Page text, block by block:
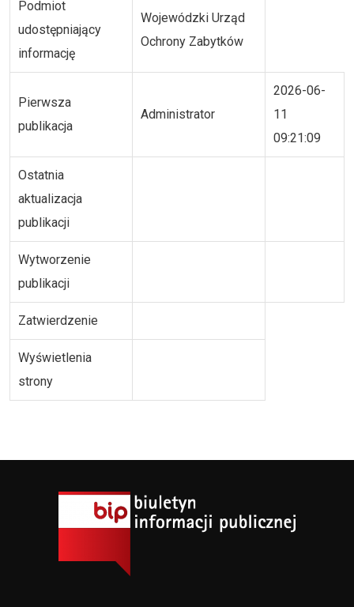
Podmiot
udostępniający
informację
Wojewódzki Urząd
Ochrony Zabytków
Pierwsza
publikacja
Administrator
2026-06-
11
09:21:09
Ostatnia
aktualizacja
publikacji
Wytworzenie
publikacji
Zatwierdzenie
Wyświetlenia
strony